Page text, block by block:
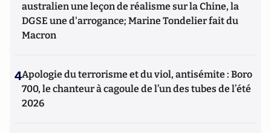
australien une leçon de réalisme sur la Chine, la
DGSE une d'arrogance; Marine Tondelier fait du
Macron
4Apologie du terrorisme et du viol, antisémite : Boro
700, le chanteur à cagoule de l’un des tubes de l’été
2026